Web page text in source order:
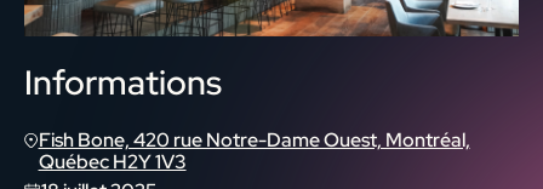
Informations
Fish Bone, 420 rue Notre-Dame Ouest, Montréal,
Québec H2Y 1V3